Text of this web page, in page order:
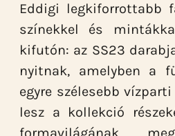
Eddigi legkiforrottabb
színekkel és
kifutón: az SS23
nyitnak, amelyben a
egyre szélesebb
lesz a kollekció